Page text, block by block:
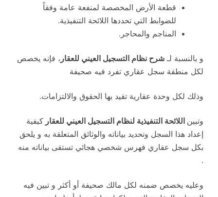
قطعة الأرض المخصصة لمنفعة عامة وفقاً
للضوابط التي تحددها اللائحة التنفيذية.
المناجم والمحاجر.
و بالنسبة لـ شرح نظام التسجيل العيني للعقار ، فإنه يخصص
لكل منطقة سجل عقاري تفرد فيه صحيفة
وذلك لكل وحدة عقارية تقيد بها الحقوق والالتزامات.
وتبين اللائحة التنفيذية لنظام التسجيل العيني للعقار كيفية
إعداد هذا السجل وتحديد بياناته والوثائق المتعلقة به و يلحق
بكل سجل عقاري فهرس شخصي هجائي تستقى بياناته منه
.
وعليه يخصص ضمنه لكل مالك صحيفة أو أكثر و تبين فيه